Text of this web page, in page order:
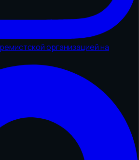
организацией на